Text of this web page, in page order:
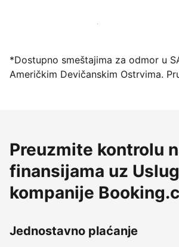
Registrujte svoj objekat već danas
*Dostupno smeštajima za odmor u
Američkim Devičanskim Ostrvima.
Preuzmite kontrolu
finansijama uz
kompanije
Jednostavno plaćanje